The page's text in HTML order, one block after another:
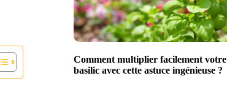
Comment multiplier facilement votre
basilic avec cette astuce ingénieuse ?